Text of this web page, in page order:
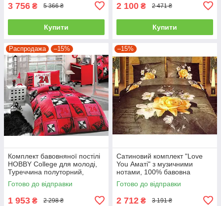
3 756 ₴ 5 366 ₴
Купити
2 100 ₴ 2 471 ₴
Купити
Распродажа –15%
Комплект бавовняної постілі
HOBBY College для молоді,
Туреччина полуторний,
червоний
Готово до відправки
1 953 ₴ 2 298 ₴
–15%
Сатиновий комплект "Love
You Аматі" з музичними
нотами, 100% бавовна
полуторний
Готово до відправки
2 712 ₴ 3 191 ₴